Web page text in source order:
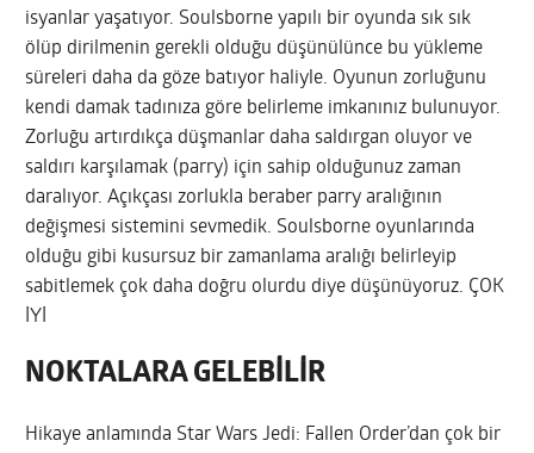
isyanlar yaşatıyor. Soulsborne yapılı bir oyunda sık sık
ölüp dirilmenin gerekli olduğu düşünülünce bu yükleme
süreleri daha da göze batıyor haliyle. Oyunun zorluğunu
kendi damak tadınıza göre belirleme imkanınız bulunuyor.
Zorluğu artırdıkça düşmanlar daha saldırgan oluyor ve
saldırı karşılamak (parry) için sahip olduğunuz zaman
daralıyor. Açıkçası zorlukla beraber parry aralığının
değişmesi sistemini sevmedik. Soulsborne oyunlarında
olduğu gibi kusursuz bir zamanlama aralığı belirleyip
sabitlemek çok daha doğru olurdu diye düşünüyoruz. ÇOK
İYİ
NOKTALARA GELEBİLİR
Hikaye anlamında Star Wars Jedi: Fallen Order’dan çok bir